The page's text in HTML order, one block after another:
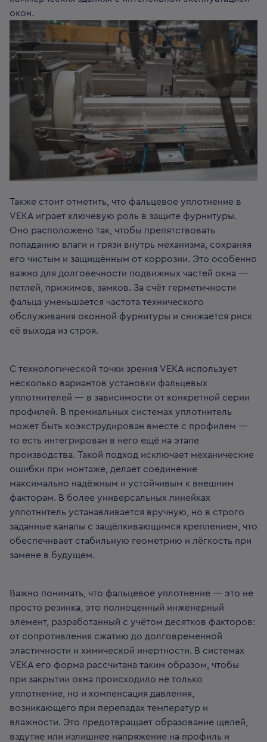
окон.
Также стоит отметить, что фальцевое уплотнение в
VEKA играет ключевую роль в защите фурнитуры.
Оно расположено так, чтобы препятствовать
попаданию влаги и грязи внутрь механизма, сохраняя
его чистым и защищённым от коррозии. Это особенно
важно для долговечности подвижных частей окна —
петлей, прижимов, замков. За счёт герметичности
фальца уменьшается частота технического
обслуживания оконной фурнитуры и снижается риск
её выхода из строя.
С технологической точки зрения VEKA использует
несколько вариантов установки фальцевых
уплотнителей — в зависимости от конкретной серии
профилей. В премиальных системах уплотнитель
может быть коэкструдирован вместе с профилем —
то есть интегрирован в него ещё на этапе
производства. Такой подход исключает механические
ошибки при монтаже, делает соединение
максимально надёжным и устойчивым к внешним
факторам. В более универсальных линейках
уплотнитель устанавливается вручную, но в строго
заданные каналы с защёлкивающимся креплением, что
обеспечивает стабильную геометрию и лёгкость при
замене в будущем.
Важно понимать, что фальцевое уплотнение — это не
просто резинка, это полноценный инженерный
элемент, разработанный с учётом десятков факторов:
от сопротивления сжатию до долговременной
эластичности и химической инертности. В системах
VEKA его форма рассчитана таким образом, чтобы
при закрытии окна происходило не только
уплотнение, но и компенсация давления,
возникающего при перепадах температур и
влажности. Это предотвращает образование щелей,
вздутие или излишнее напряжение на профиль и